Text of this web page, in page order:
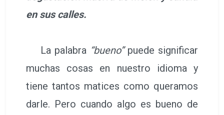
en sus calles.
La palabra “bueno”puede significar
muchas cosas en nuestro idioma y
tiene tantos matices como queramos
darle. Pero cuando algo es bueno de